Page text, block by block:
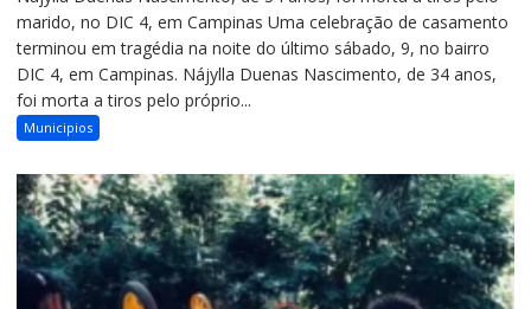
marido, no DIC 4, em Campinas Uma celebração de casamento
terminou em tragédia na noite do último sábado, 9, no bairro
DIC 4, em Campinas. Nájylla Duenas Nascimento, de 34 anos,
foi morta a tiros pelo próprio...
Municipios